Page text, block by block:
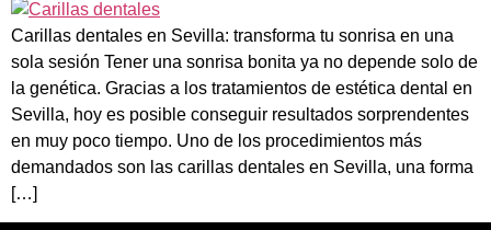
Carillas dentales en Sevilla: transforma tu sonrisa en una
sola sesión Tener una sonrisa bonita ya no depende solo de
la genética. Gracias a los tratamientos de estética dental en
Sevilla, hoy es posible conseguir resultados sorprendentes
en muy poco tiempo. Uno de los procedimientos más
demandados son las carillas dentales en Sevilla, una forma
[…]